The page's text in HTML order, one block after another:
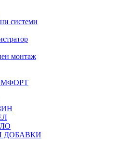
системи
монтаж
ДОБАВКИ